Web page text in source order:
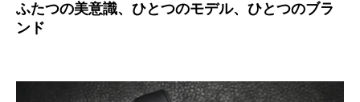
ふたつの美意識、ひとつのモデル、ひとつのブラ
ンド
ヴァンガードは新たなハイコンプリケーションウォッチ